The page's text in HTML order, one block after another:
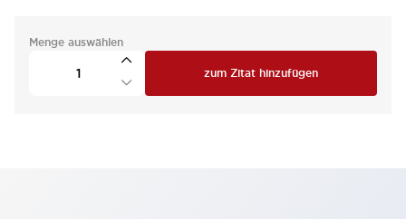
Menge auswählen
zum Zitat hinzufügen